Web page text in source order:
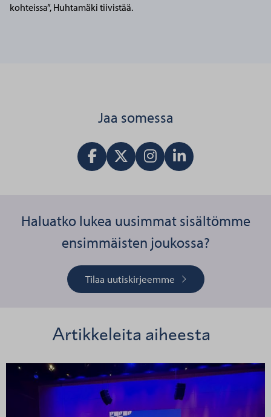
kohteissa”, Huhtamäki tiivistää.
Jaa somessa
Haluatko lukea uusimmat sisältömme
ensimmäisten joukossa?
Tilaa uutiskirjeemme
Artikkeleita aiheesta